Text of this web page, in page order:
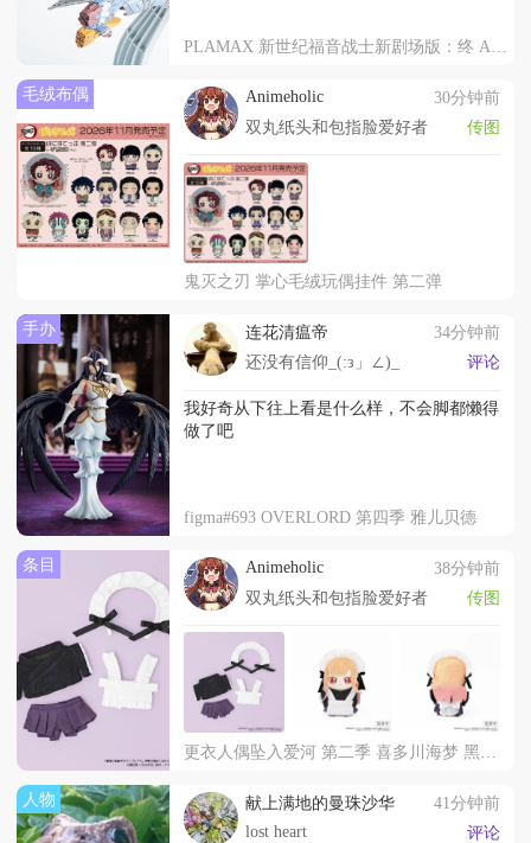
毛绒布偶 Animeholic
30分钟前
双丸纸头和包指脸爱好者
传图
鬼灭之刃 掌心毛绒玩偶挂件 第二弹
手办 连花清瘟帝
34分钟前
还没有信仰_(:з」∠)_
评论
我好奇从下往上看是什么样，不会脚都懒得
做了吧
figma#693 OVERLORD 第四季 雅儿贝德
条目 Animeholic
38分钟前
双丸纸头和包指脸爱好者
传图
人物 献上满地的曼珠沙华
41分钟前
lost heart
评论